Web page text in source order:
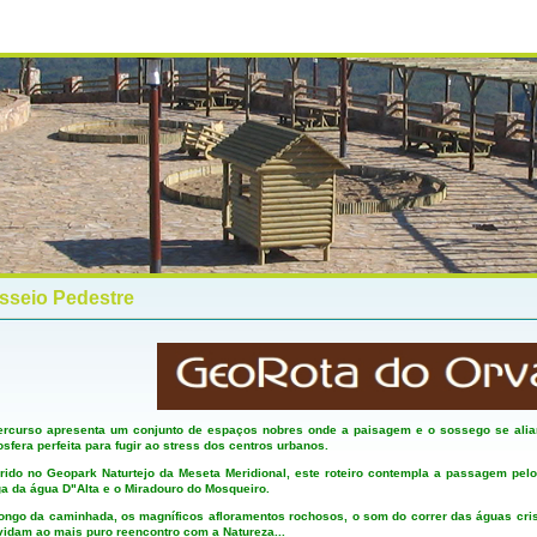
Pedestre
apresenta um conjunto de espaços nobres onde a paisagem e o sossego se
perfeita para fugir ao stress dos centros urbanos.
no Geopark Naturtejo da Meseta Meridional, este roteiro contempla a passagem
da água D"Alta e o Miradouro do Mosqueiro.
da caminhada, os magníficos afloramentos rochosos, o som do correr das águas
ao mais puro reencontro com a Natureza...